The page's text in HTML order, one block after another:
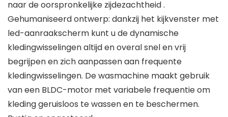
naar de oorspronkelijke zijdezachtheid .
Gehumaniseerd ontwerp: dankzij het kijkvenster met
led-aanraakscherm kunt u de dynamische
kledingwisselingen altijd en overal snel en vrij
begrijpen en zich aanpassen aan frequente
kledingwisselingen. De wasmachine maakt gebruik
van een BLDC-motor met variabele frequentie om
kleding geruisloos te wassen en te beschermen.